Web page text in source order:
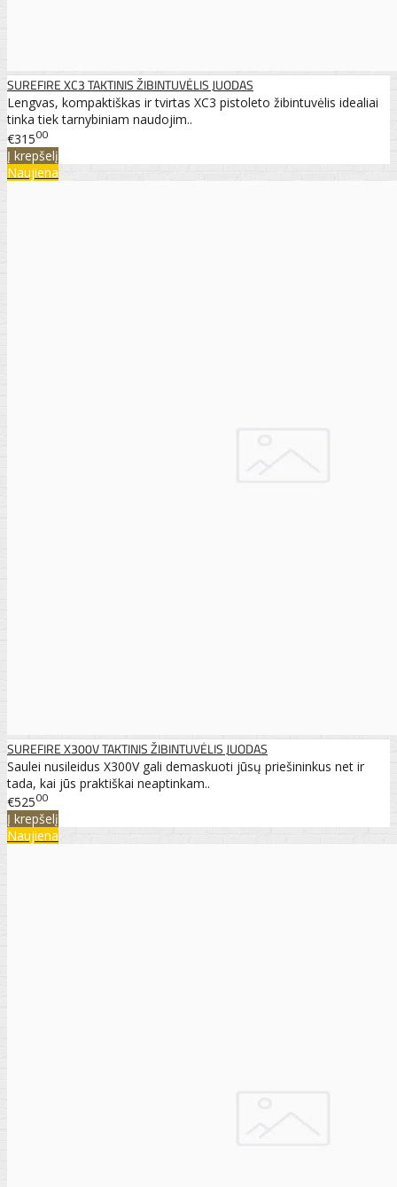
SUREFIRE XC3 TAKTINIS ŽIBINTUVĖLIS JUODAS
Lengvas, kompaktiškas ir tvirtas XC3 pistoleto žibintuvėlis idealiai
tinka tiek tarnybiniam naudojim..
€31500
Į krepšelį
Naujiena
SUREFIRE X300V TAKTINIS ŽIBINTUVĖLIS JUODAS
Saulei nusileidus X300V gali demaskuoti jūsų priešininkus net ir
tada, kai jūs praktiškai neaptinkam..
€52500
Į krepšelį
Naujiena